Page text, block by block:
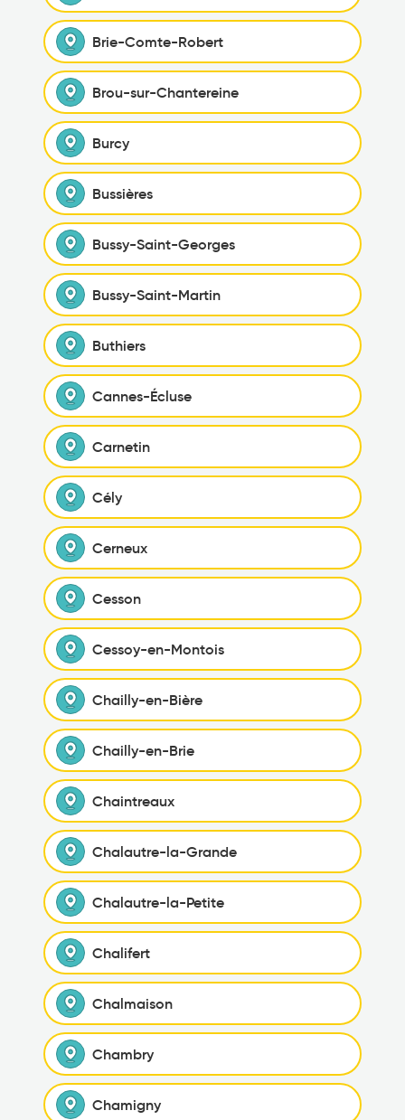
Brie-Comte-Robert
Brou-sur-Chantereine
Burcy
Bussières
Bussy-Saint-Georges
Bussy-Saint-Martin
Buthiers
Cannes-Écluse
Carnetin
Cély
Cerneux
Cesson
Cessoy-en-Montois
Chailly-en-Bière
Chailly-en-Brie
Chaintreaux
Chalautre-la-Grande
Chalautre-la-Petite
Chalifert
Chalmaison
Chambry
Chamigny